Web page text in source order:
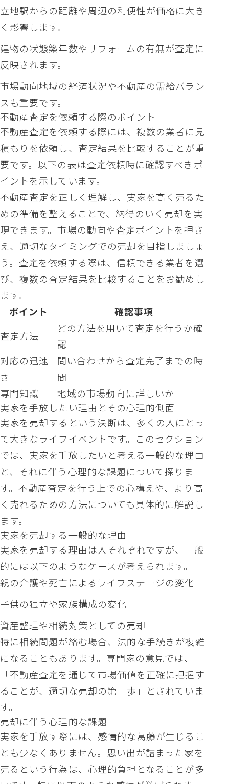
立地駅からの距離や周辺の利便性が価格に大き
く影響します。
建物の状態築年数やリフォームの有無が査定に
反映されます。
市場動向地域の経済状況や不動産の需給バラン
スも重要です。
不動産査定を依頼する際のポイント
不動産査定を依頼する際には、複数の業者に見
積もりを依頼し、査定結果を比較することが重
要です。以下の表は査定依頼時に確認すべきポ
イントを示しています。
不動産査定を正しく理解し、実家を高く売るた
めの準備を整えることで、納得のいく売却を実
現できます。市場の動向や査定ポイントを押さ
え、適切なタイミングでの売却を目指しましょ
う。査定を依頼する際は、信頼できる業者を選
び、複数の査定結果を比較することをお勧めし
ます。
ポイント
確認事項
査定方法
どの方法を用いて査定を行うか確
認
対応の迅速
さ
問い合わせから査定完了までの時
間
専門知識
地域の市場動向に詳しいか
実家を手放したい理由とその心理的側面
実家を売却するという決断は、多くの人にとっ
て大きなライフイベントです。このセクション
では、実家を手放したいと考える一般的な理由
と、それに伴う心理的な課題について探りま
す。不動産査定を行う上での心構えや、より高
く売れるための方法についても具体的に解説し
ます。
実家を売却する一般的な理由
実家を売却する理由は人それぞれですが、一般
的には以下のようなケースが考えられます。
親の介護や死亡によるライフステージの変化
子供の独立や家族構成の変化
資産整理や相続対策としての売却
特に相続問題が絡む場合、法的な手続きが複雑
になることもあります。専門家の意見では、
「不動産査定を通じて市場価値を正確に把握す
ることが、適切な売却の第一歩」とされていま
す。
売却に伴う心理的な課題
実家を手放す際には、感情的な葛藤が生じるこ
とも少なくありません。思い出が詰まった家を
売るという行為は、心理的負担となることが多